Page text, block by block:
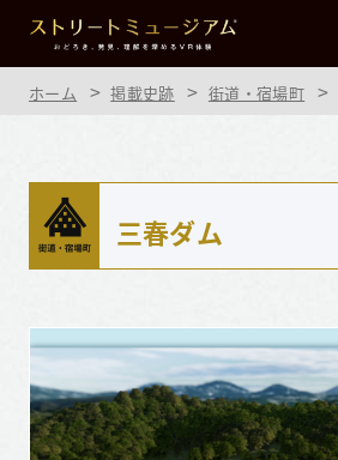
ホーム 掲載史跡 街道・宿場町
三春ダム